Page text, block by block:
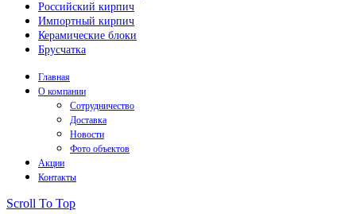
Российский кирпич
Импортный кирпич
Керамические блоки
Брусчатка
Главная
О компании
Сотрудничество
Доставка
Новости
Фото объектов
Акции
Контакты
Scroll To Top